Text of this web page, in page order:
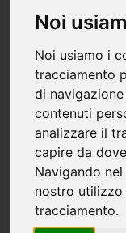
Noi
Noi usiamo i
tracciamento
di
contenuti
analizzare il
capire da
Navigando
nostro
tracciamento.
immagini